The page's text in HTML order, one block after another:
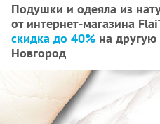
Подушки и одеяла из
от интернет-магазина
скидка до 40% на
Новгород